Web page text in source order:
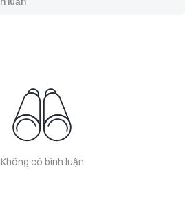
Không có bình luận